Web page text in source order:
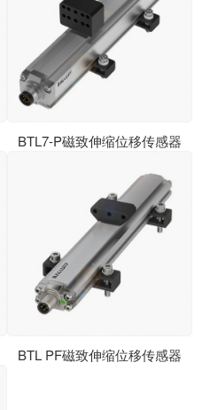
BTL7-P磁致伸缩位移传感器
BTL PF磁致伸缩位移传感器